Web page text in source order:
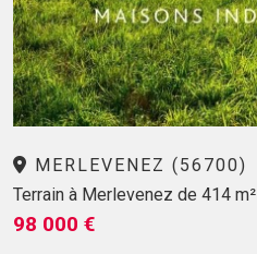
MERLEVENEZ (56700)
Terrain à Merlevenez de 414 m²
98 000 €